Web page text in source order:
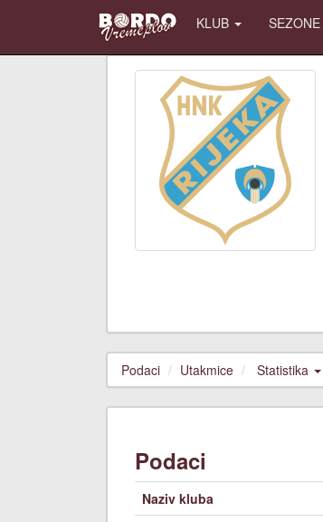
KLUB SEZONE
Podaci Utakmice Statistika
Podaci
Naziv kluba